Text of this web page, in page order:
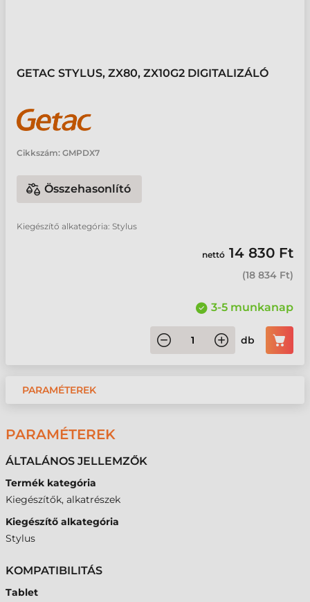
GETAC STYLUS, ZX80, ZX10G2 DIGITALIZÁLÓ
Cikkszám: GMPDX7
Összehasonlító
Kiegészítő alkategória: Stylus
nettó 14 830 Ft
(18 834 Ft)
3-5 munkanap
db
PARAMÉTEREK
PARAMÉTEREK
ÁLTALÁNOS JELLEMZŐK
Termék kategória
Kiegészítők, alkatrészek
Kiegészítő alkategória
Stylus
KOMPATIBILITÁS
Tablet